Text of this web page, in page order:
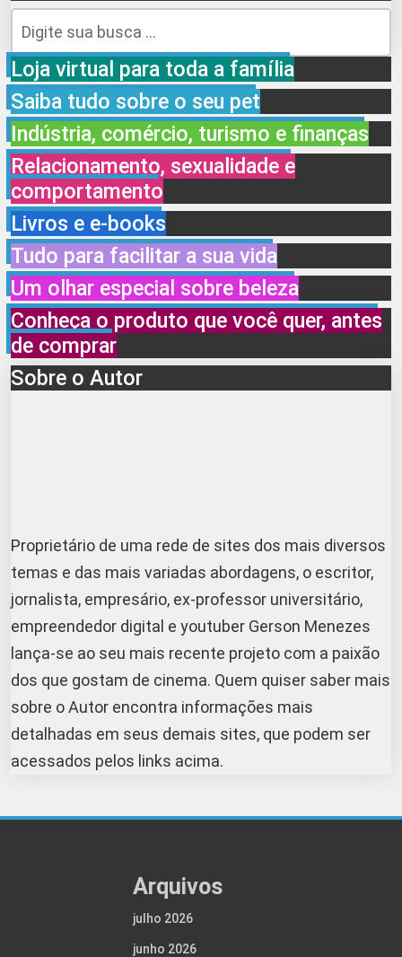
Loja virtual para toda a família
Saiba tudo sobre o seu pet
Indústria, comércio, turismo e finanças
Relacionamento, sexualidade e
comportamento
Livros e e-books
Tudo para facilitar a sua vida
Um olhar especial sobre beleza
Conheça o produto que você quer, antes
de comprar
Sobre o Autor
Proprietário de uma rede de sites dos mais diversos
temas e das mais variadas abordagens, o escritor,
jornalista, empresário, ex-professor universitário,
empreendedor digital e youtuber Gerson Menezes
lança-se ao seu mais recente projeto com a paixão
dos que gostam de cinema. Quem quiser saber mais
sobre o Autor encontra informações mais
detalhadas em seus demais sites, que podem ser
acessados pelos links acima.
Arquivos
julho 2026
junho 2026